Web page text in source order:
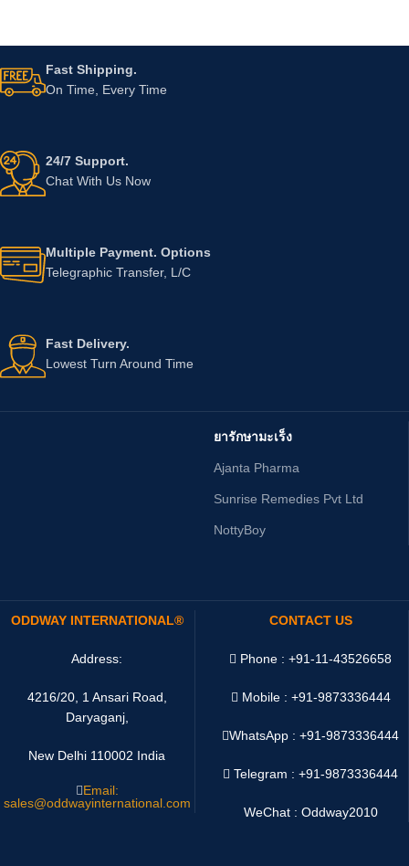
Fast Shipping.
On Time, Every Time
24/7 Support.
Chat With Us Now
Multiple Payment. Options
Telegraphic Transfer, L/C
Fast Delivery.
Lowest Turn Around Time
ยารักษามะเร็ง
Ajanta Pharma
Sunrise Remedies Pvt Ltd
NottyBoy
ODDWAY INTERNATIONAL®
Address:
4216/20, 1 Ansari Road,
Daryaganj,
New Delhi 110002 India
Email:
sales@oddwayinternational.com
CONTACT US
Phone : +91-11-43526658
Mobile : +91-9873336444
WhatsApp :+91-9873336444
Telegram : +91-9873336444
WeChat : Oddway2010